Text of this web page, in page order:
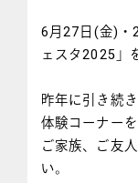
6月27日(金)・
ェスタ2025」
昨年に引き続
体験コーナー
ご家族、ご友
い。